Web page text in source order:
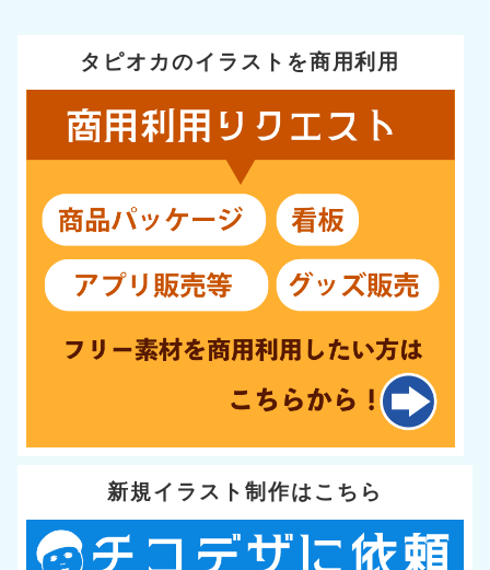
タピオカのイラストを商用利用
新規イラスト制作はこちら